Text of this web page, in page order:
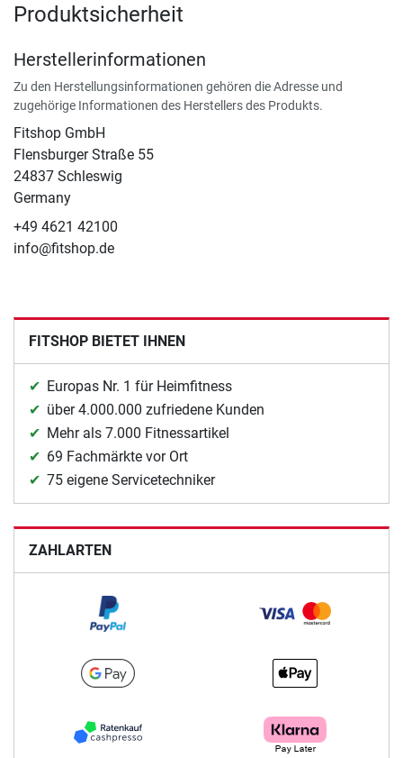
Produktsicherheit
Herstellerinformationen
Zu den Herstellungsinformationen gehören die Adresse und
zugehörige Informationen des Herstellers des Produkts.
Fitshop GmbH
Flensburger Straße 55
24837 Schleswig
Germany
+49 4621 42100
info@fitshop.de
FITSHOP BIETET IHNEN
Europas Nr. 1 für Heimfitness
über 4.000.000 zufriedene Kunden
Mehr als 7.000 Fitnessartikel
69 Fachmärkte vor Ort
75 eigene Servicetechniker
ZAHLARTEN